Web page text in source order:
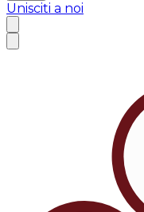
Unisciti a noi